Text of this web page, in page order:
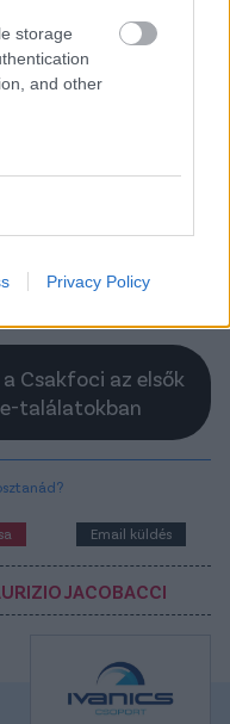
storage
and other
Privacy Policy
nézte ki
lehet a nyári
Elolvasom
Csakfoci az elsők
találatokban
Email küldés
JACOBACCI